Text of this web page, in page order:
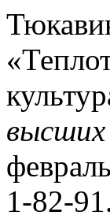
высших
1-82-